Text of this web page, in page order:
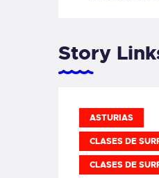
Story
ASTURIAS
CLASES DE
CLASES DE